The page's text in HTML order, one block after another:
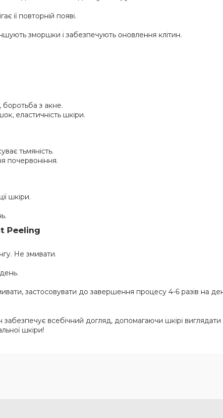
її повторній появі.
зморшки і забезпечують оновлення клітин.
з акне.
еластичність шкіри.
тьмяність.
почервоніння.
шкіри.
Peeling
Не змивати.
застосовувати до завершення процесу 4-6 разів на
забезпечує всебічний догляд, допомагаючи шкірі
шкіри!